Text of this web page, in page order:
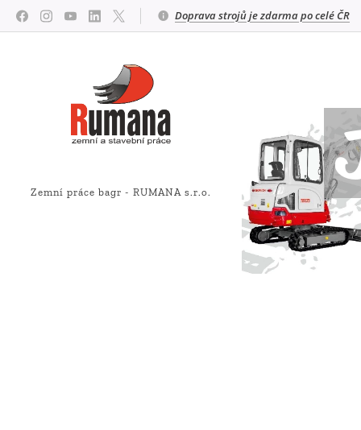
Doprava strojů je zdarma po celé ČR
Zemní práce bagr - RUMANA s.r.o.